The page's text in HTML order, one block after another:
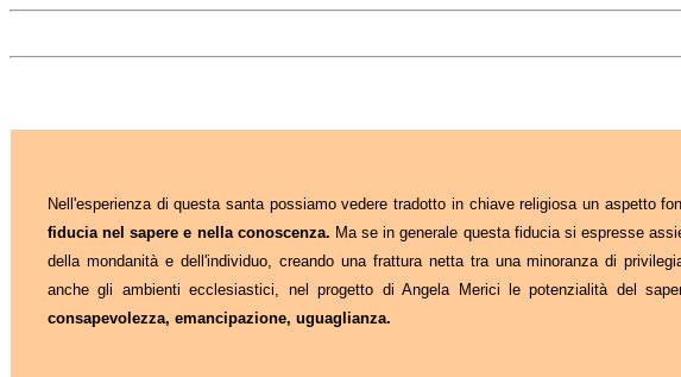
Nell'esperienza di questa santa possiamo vedere tradotto in chiave religiosa un aspetto
fiducia nel sapere e nella conoscenza. Ma se in generale questa fiducia si espresse
della mondanità e dell'individuo, creando una frattura netta tra una minoranza di
anche gli ambienti ecclesiastici, nel progetto di Angela Merici le potenzialità del
consapevolezza, emancipazione, uguaglianza.